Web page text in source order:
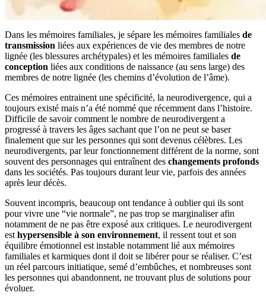
Dans les mémoires familiales, je sépare les mémoires familiales de
transmission liées aux expériences de vie des membres de notre
lignée (les blessures archétypales) et les mémoires familiales de
conception liées aux conditions de naissance (au sens large) des
membres de notre lignée (les chemins d’évolution de l’âme).
Ces mémoires entrainent une spécificité, la neurodivergence, qui a
toujours existé mais n’a été nommé que récemment dans l’histoire.
Difficile de savoir comment le nombre de neurodivergent a
progressé à travers les âges sachant que l’on ne peut se baser
finalement que sur les personnes qui sont devenus célèbres. Les
neurodivergents, par leur fonctionnement différent de la norme, sont
souvent des personnages qui entraînent des changements profonds
dans les sociétés. Pas toujours durant leur vie, parfois des années
après leur décès.
Souvent incompris, beaucoup ont tendance à oublier qui ils sont
pour vivre une “vie normale”, ne pas trop se marginaliser afin
notamment de ne pas être exposé aux critiques. Le neurodivergent
est hypersensible à son environnement, il ressent tout et son
équilibre émotionnel est instable notamment lié aux mémoires
familiales et karmiques dont il doit se libérer pour se réaliser. C’est
un réel parcours initiatique, semé d’embûches, et nombreuses sont
les personnes qui abandonnent, ne trouvant plus de solutions pour
évoluer.